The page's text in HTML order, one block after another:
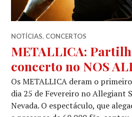
NOTÍCIAS, CONCERTOS
METALLICA:
concerto no NOS
Os METALLICA deram o
dia 25 de Fevereiro no Allegiant
Nevada. O espectáculo, que